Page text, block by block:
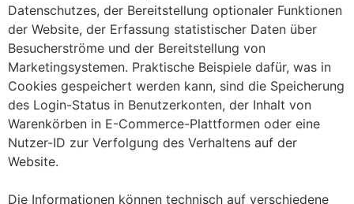
Datenschutzes, der Bereitstellung optionaler Funktionen
der Website, der Erfassung statistischer Daten über
Besucherströme und der Bereitstellung von
Marketingsystemen. Praktische Beispiele dafür, was in
Cookies gespeichert werden kann, sind die Speicherung
des Login-Status in Benutzerkonten, der Inhalt von
Warenkörben in E-Commerce-Plattformen oder eine
Nutzer-ID zur Verfolgung des Verhaltens auf der
Website.
Die Informationen können technisch auf verschiedene